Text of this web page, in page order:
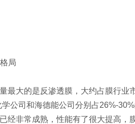
局
大的是反渗透膜，大约占膜行业
公司和海德能公司分别占26%-
经非常成熟，性能有了很大提高，